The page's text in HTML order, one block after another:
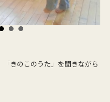
「きのこのうた」を聞きながら